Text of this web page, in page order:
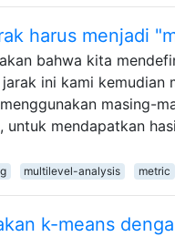
harus menjadi
bahwa kita
jarak ini kami
masing-
untuk mendapatkan
multilevel-analysis metric
k-means